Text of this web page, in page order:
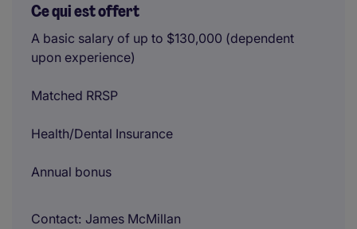
Ce qui est offert
A basic salary of up to $130,000 (dependent
upon experience)
Matched RRSP
Health/Dental Insurance
Annual bonus
Contact James McMillan